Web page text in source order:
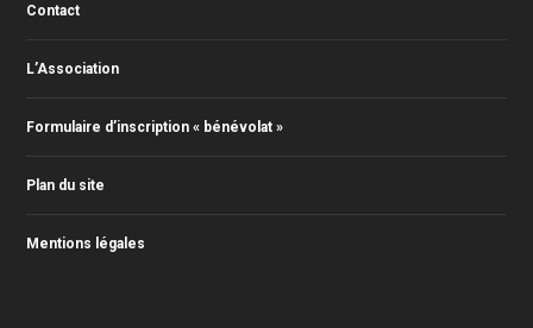
Contact
L’Association
Formulaire d’inscription « bénévolat »
Plan du site
Mentions légales